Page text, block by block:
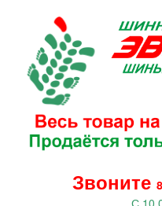
Звоните